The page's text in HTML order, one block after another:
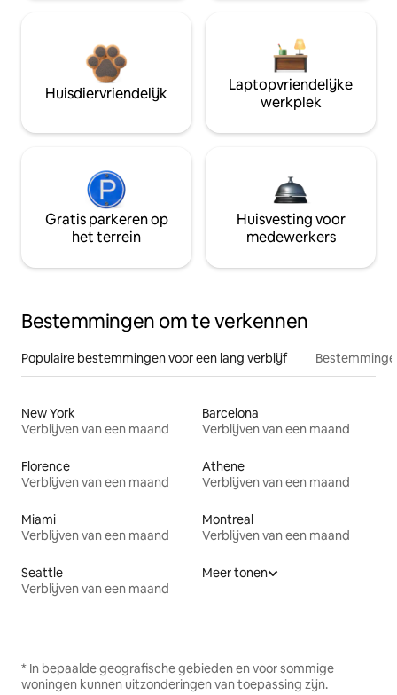
Huisdiervriendelijk
Laptopvriendelijke
werkplek
Gratis parkeren op
het terrein
Huisvesting voor
medewerkers
Bestemmingen om te verkennen
Populaire bestemmingen voor een lang verblijf
New York
Verblijven van een maand
Barcelona
Verblijven van een maand
Florence
Verblijven van een maand
Athene
Verblijven van een maand
Miami
Verblijven van een maand
Montreal
Verblijven van een maand
Seattle
Verblijven van een maand
Meer tonen
* In bepaalde geografische gebieden en voor sommige
woningen kunnen uitzonderingen van toepassing zijn.